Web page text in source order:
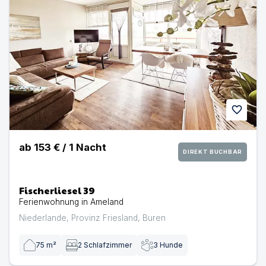
favorite
ab 153 € / 1 Nacht DIREKT BUCHBAR
Fischerliesel 39
Ferienwohnung in Ameland
Niederlande, Provinz Friesland, Buren
75 m² 2 Schlafzimmer 3 Hunde